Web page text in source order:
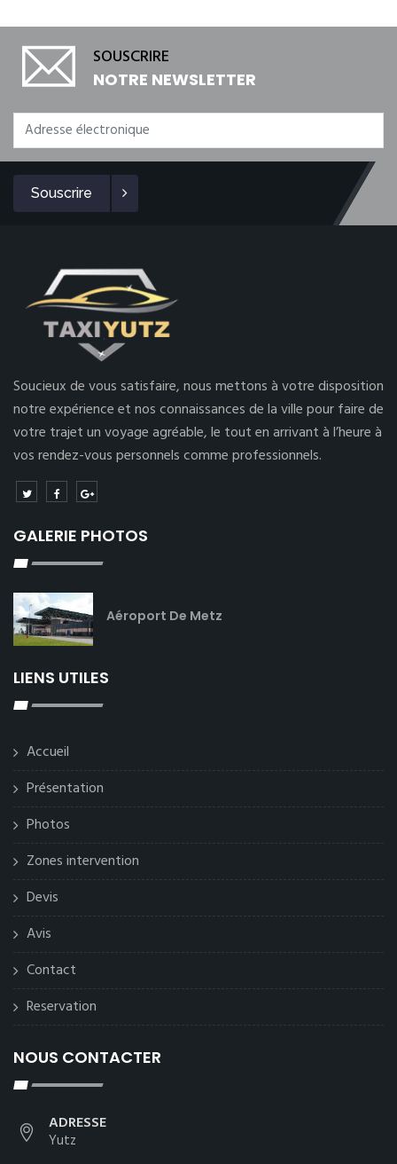
SOUSCRIRE
NOTRE NEWSLETTER
Souscrire
Soucieux de vous satisfaire, nous mettons à votre disposition
notre expérience et nos connaissances de la ville pour faire de
votre trajet un voyage agréable, le tout en arrivant à l’heure à
vos rendez-vous personnels comme professionnels.
GALERIE PHOTOS
Aéroport De Metz
LIENS UTILES
Accueil
Présentation
Photos
Zones intervention
Devis
Avis
Contact
Reservation
NOUS CONTACTER
ADRESSE
Yutz